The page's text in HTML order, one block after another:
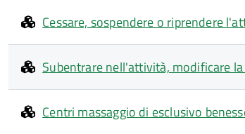
Cessare, sospendere o riprendere
Subentrare nell'attività, modificare
Centri massaggio di esclusivo